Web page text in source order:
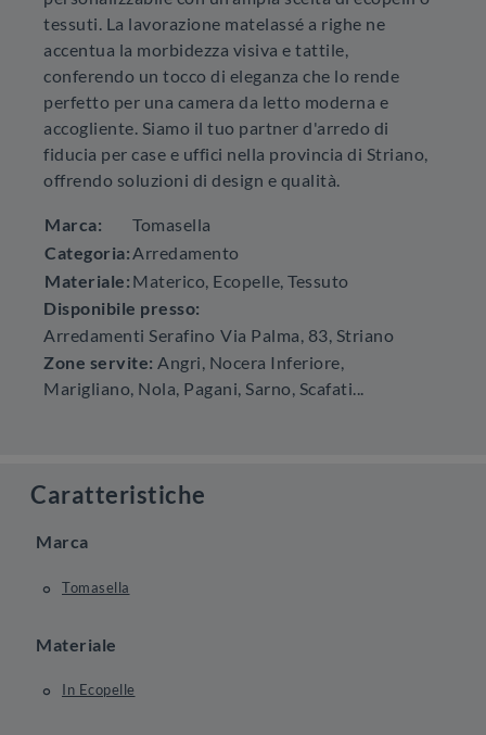
tessuti. La lavorazione matelassé a righe ne
accentua la morbidezza visiva e tattile,
conferendo un tocco di eleganza che lo rende
perfetto per una camera da letto moderna e
accogliente. Siamo il tuo partner d'arredo di
fiducia per case e uffici nella provincia di Striano,
offrendo soluzioni di design e qualità.
Marca:
Tomasella
Categoria:Arredamento
Materiale: Materico, Ecopelle, Tessuto
Disponibile presso:
Arredamenti Serafino Via Palma, 83, Striano
Zone servite: Angri, Nocera Inferiore,
Marigliano, Nola, Pagani, Sarno, Scafati...
Caratteristiche
Marca
Tomasella
Materiale
In Ecopelle